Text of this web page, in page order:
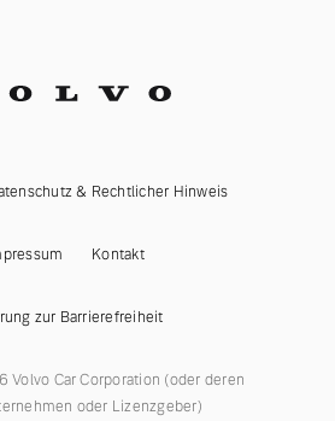
& Rechtlicher Hinweis
Kontakt
zur Barrierefreiheit
Volvo Car Corporation (oder deren
oder Lizenzgeber)